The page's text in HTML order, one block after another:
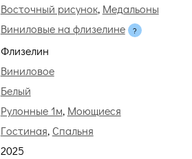
Восточный рисунок, Медальоны
Виниловые на флизелине
Флизелин
Виниловое
Белый
Рулонные 1м, Моющиеся
Гостиная, Спальня
2025